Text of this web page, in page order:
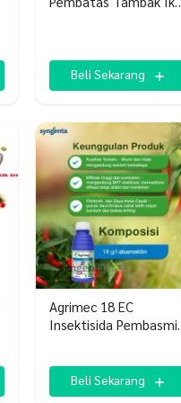
Beli Sekarang
Agrimec 18 EC
Insektisida Pembasmi
Beli Sekarang